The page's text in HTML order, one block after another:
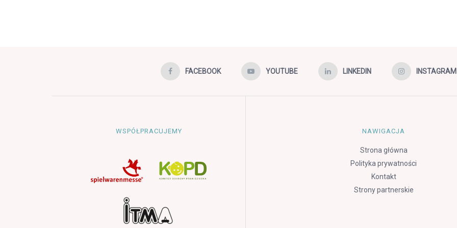
FACEBOOK YOUTUBE LINKEDIN INSTAGRAM
WSPÓŁPRACUJEMY NAWIGACJA
Strona główna
Polityka prywatności
Kontakt
Strony partnerskie